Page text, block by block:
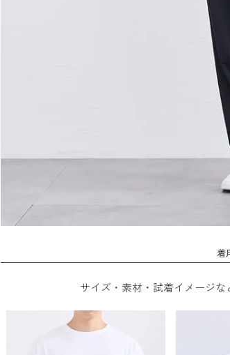
着
サイズ・素材・試着イメージな